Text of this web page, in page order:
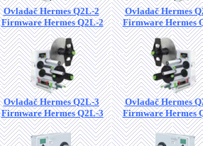
Ovladač Hermes Q2L-2
Firmware Hermes Q2L-2
Ovladač Hermes
Firmware Hermes
Ovladač Hermes Q2L-3
Firmware Hermes Q2L-3
Ovladač Hermes
Firmware Hermes